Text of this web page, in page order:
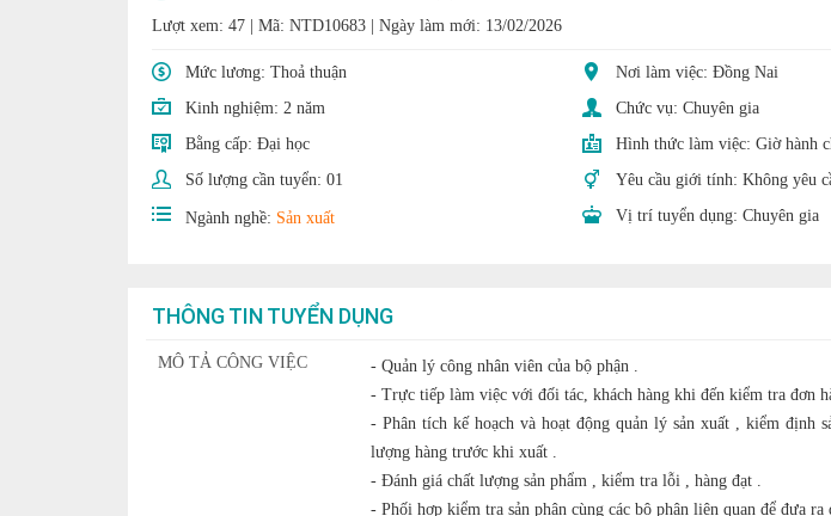
Lượt xem: 47
Mã: NTD10683 Ngày làm mới: 13/02/2026
Mức lương: Thoả thuận
Nơi làm việc: Đồng Nai
Kinh nghiệm: 2 năm Chức vụ: Chuyên gia
Bằng cấp: Đại học Hình thức làm việc: Giờ hành
Số lượng cần tuyển: 01 Yêu cầu giới tính: Không yêu
Ngành nghề: Sản xuất Vị trí tuyển dụng: Chuyên gia
THÔNG TIN TUYỂN DỤNG
MÔ TẢ CÔNG VIỆC
- Quản lý công nhân viên của bộ phận .
- Trực tiếp làm việc với đối tác, khách hàng khi đến kiểm tra đơn
- Phân tích kế hoạch và hoạt động quản lý sản xuất , kiểm định
lượng hàng trước khi xuất .
- Đánh giá chất lượng sản phẩm , kiểm tra lỗi , hàng đạt .
- Phối hợp kiểm tra sản phận cùng các bộ phận liên quan để đưa ra